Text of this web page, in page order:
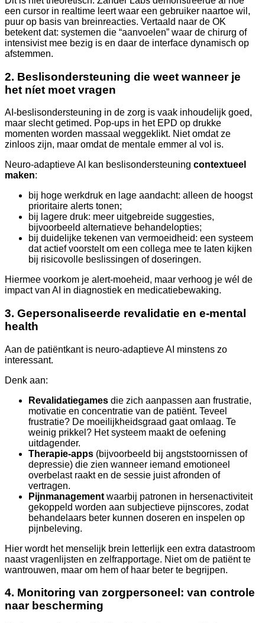
een cursor in realtime leert waar een gebruiker naartoe wil,
puur op basis van breinreacties. Vertaald naar de OK
betekent dat: systemen die “aanvoelen” waar de chirurg of
intensivist mee bezig is en daar de interface dynamisch op
afstemmen.
2. Beslisondersteuning die weet wanneer je
het níet moet vragen
AI-beslisondersteuning in de zorg is vaak inhoudelijk goed,
maar slecht getimed. Pop-ups in het EPD op drukke
momenten worden massaal weggeklikt. Niet omdat ze
zinloos zijn, maar omdat de mentale emmer al vol is.
Neuro-adaptieve AI kan beslisondersteuning contextueel
maken:
bij hoge werkdruk en lage aandacht: alleen de hoogst
prioritaire alerts tonen;
bij lagere druk: meer uitgebreide suggesties,
bijvoorbeeld alternatieve behandelopties;
bij duidelijke tekenen van vermoeidheid: een systeem
dat actief voorstelt om een collega mee te laten kijken
bij risicovolle beslissingen of doseringen.
Hiermee voorkom je alert-moeheid, maar verhoog je wél de
impact van AI in diagnostiek en medicatiebewaking.
3. Gepersonaliseerde revalidatie en e-mental
health
Aan de patiëntkant is neuro-adaptieve AI minstens zo
interessant.
Denk aan:
Revalidatiegames die zich aanpassen aan frustratie,
motivatie en concentratie van de patiënt. Teveel
frustratie? De moeilijkheidsgraad gaat omlaag. Te
weinig prikkel? Het systeem maakt de oefening
uitdagender.
Therapie-apps (bijvoorbeeld bij angststoornissen of
depressie) die zien wanneer iemand emotioneel
overbelast raakt en de sessie juist afronden of
vertragen.
Pijnmanagement waarbij patronen in hersenactiviteit
gekoppeld worden aan subjectieve pijnscores, zodat
behandelaars beter kunnen doseren en inspelen op
pijnbeleving.
Hier wordt het menselijk brein letterlijk een extra datastroom
naast vragenlijsten en zelfrapportage. Niet om de patiënt te
wantrouwen, maar om hem of haar beter te begrijpen.
4. Monitoring van zorgpersoneel: van controle
naar bescherming